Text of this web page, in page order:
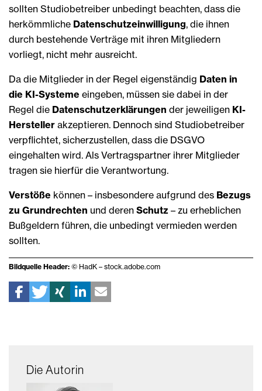
sollten Studiobetreiber unbedingt beachten, dass die
herkömmliche Datenschutzeinwilligung, die ihnen
durch bestehende Verträge mit ihren Mitgliedern
vorliegt, nicht mehr ausreicht.
Da die Mitglieder in der Regel eigenständig Daten in
die KI-Systeme eingeben, müssen sie dabei in der
Regel die Datenschutzerklärungen der jeweiligen KI-
Hersteller akzeptieren. Dennoch sind Studiobetreiber
verpflichtet, sicherzustellen, dass die DSGVO
eingehalten wird. Als Vertragspartner ihrer Mitglieder
tragen sie hierfür die Verantwortung.
Verstöße können – insbesondere aufgrund des Bezugs
zu Grundrechten und deren Schutz – zu erheblichen
Bußgeldern führen, die unbedingt vermieden werden
sollten.
Bildquelle Header: © HadK – stock.adobe.com
Die Autorin